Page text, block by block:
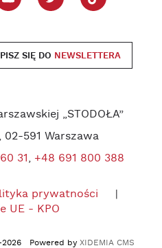
SIĘ DO NEWSLETTERA
„STODOŁA”
02-591 Warszawa
31, +48 691 800 388
prywatności
UE - KPO
2026 Powered by XIDEMIA CMS